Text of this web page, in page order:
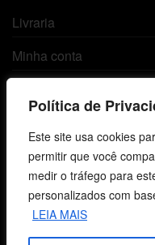
Política de
Este site usa cookies
permitir que você
medir o tráfego para
personalizados com
LEIA MAIS
Livraria
Minha conta
Termos e Condições
Centro de Estudos